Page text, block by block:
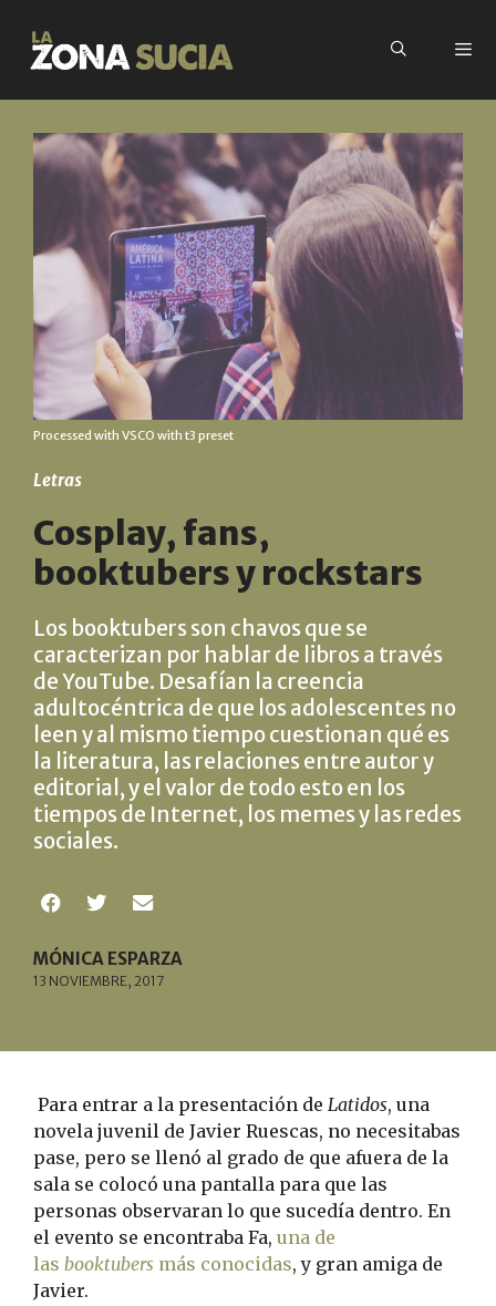
Processed with VSCO with t3 preset
Letras
Cosplay, fans,
booktubers y rockstars
Los booktubers son chavos que se
caracterizan por hablar de libros a través
de YouTube. Desafían la creencia
adultocéntrica de que los adolescentes no
leen y al mismo tiempo cuestionan qué es
la literatura, las relaciones entre autor y
editorial, y el valor de todo esto en los
tiempos de Internet, los memes y las redes
sociales.
MÓNICA ESPARZA
13 NOVIEMBRE, 2017
Para entrar a la presentación de Latidos, una
novela juvenil de Javier Ruescas, no necesitabas
pase, pero se llenó al grado de que afuera de la
sala se colocó una pantalla para que las
personas observaran lo que sucedía dentro. En
el evento se encontraba Fa, una de
las booktubers más conocidas, y gran amiga de
Javier.